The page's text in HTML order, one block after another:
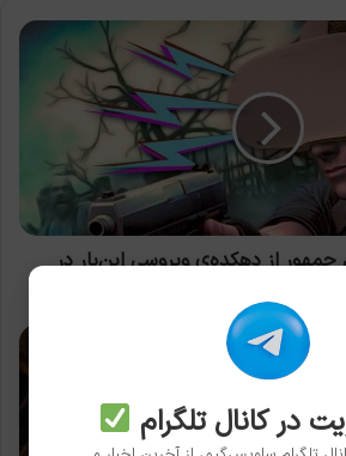
از دهکده‌ی ویروسی این‌بار در
در کانال تلگرام